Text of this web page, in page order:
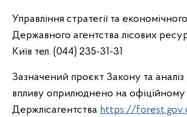
Управління стратегії та
Державного агентства лісових
Київ тел. (044) 235-31-31
Зазначений проєкт Закону та аналіз
впливу оприлюднено на офіційному
Держлісагентства https://